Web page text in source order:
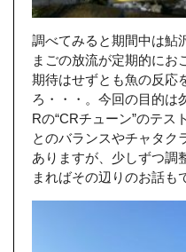
調べてみると期間中は鮎
まごの放流が定期的にお
期待はせずとも魚の反応
ろ・・・。今回の目的は
Rの“CRチューン”のテス
とのバランスやチャタク
ありますが、少しずつ調
まればその辺りのお話も